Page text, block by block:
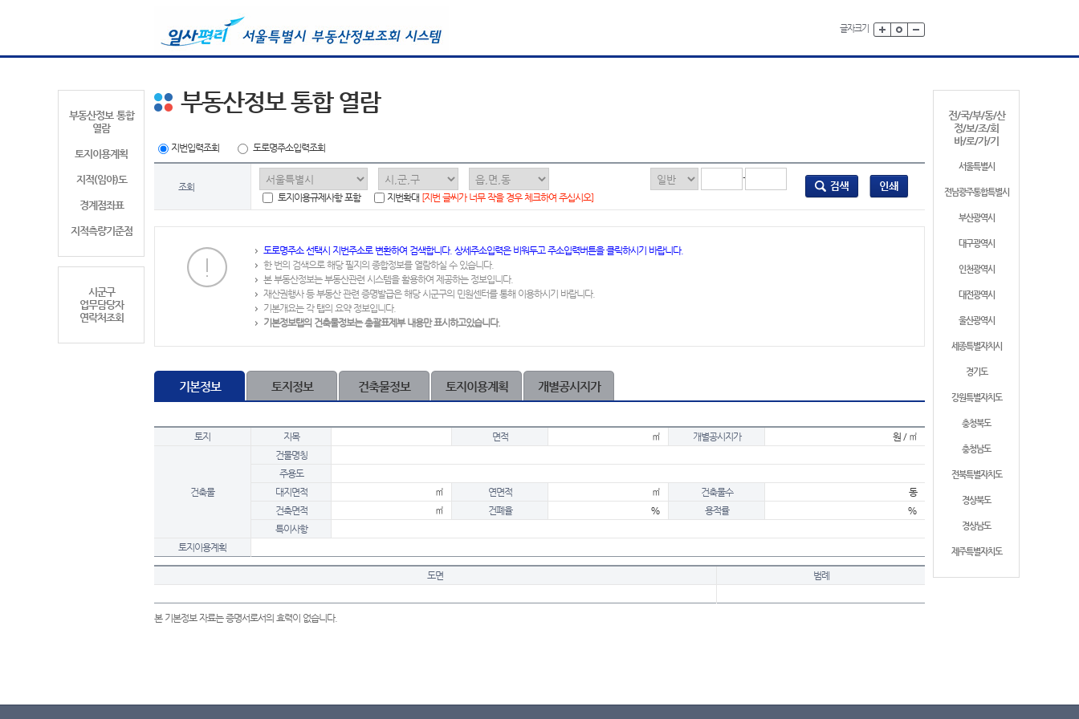
글자크기
부동산정보 통합
열람
토지이용계획
지적(임야)도
경계점좌표
지적측량기준점
시군구
업무담당자
연락처조회
전/국/부/동/산
정/보/조/회
바/로/가/기
서울특별시
전남광주통합특별시
부산광역시
대구광역시
인천광역시
대전광역시
울산광역시
세종특별자치시
경기도
강원특별자치도
충청북도
충청남도
전북특별자치도
경상북도
경상남도
제주특별자치도
부동산정보 통합 열람
지번입력조회 도로명주소입력조회
조회
-
토지이용규제사항 포함
지번확대 [지번 글씨가 너무 작을 경우 체크하여 주십시오]
도로명주소 선택시 지번주소로 변환하여 검색합니다. 상세주소입력은 비워두고 주소입력버튼을 클릭하시기 바랍니다.
한 번의 검색으로 해당 필지의 종합정보를 열람하실 수 있습니다.
본 부동산정보는 부동산관련 시스템을 활용하여 제공하는 정보입니다.
재산권행사 등 부동산 관련 증명발급은 해당 시군구의 민원센터를 통해 이용하시기 바랍니다.
기본개요는 각 탭의 요약 정보입니다.
기본정보탭의 건축물정보는 총괄표제부 내용만 표시하고있습니다.
기본정보 토지정보 건축물정보 토지이용계획 개별공시지가
토지 지목 면적 ㎡ 개별공시지가 원 / ㎡
건축물
건물명칭
주용도
대지면적
㎡ 연면적 ㎡ 건축물수
동
건축면적
㎡ 건폐율 % 용적률
%
특이사항
토지이용계획
도면 범례
본 기본정보 자료는 증명서로서의 효력이 없습니다.